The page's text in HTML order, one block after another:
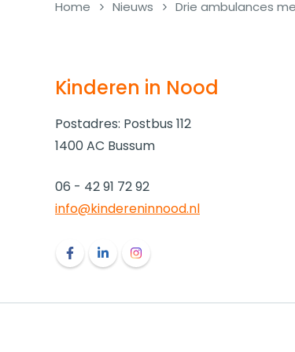
Home Nieuws Drie ambulances
Kinderen in Nood
Postadres: Postbus 112
1400 AC Bussum
06 - 42 91 72 92
info@kindereninnood.nl
Volg ons op Facebook Kinderen in
Volg ons op LinkedIn Kinderen in